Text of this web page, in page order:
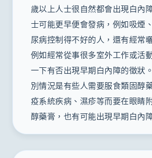
歲以上人士很自然都會出現白內
士可能更早便會發病，例如吸煙
尿病控制得不好的人，還有經常
例如經常從事很多室外工作或活
一下有否出現早期白內障的徵狀
別情況是有些人需要服食類固醇
疫系統疾病、濕疹等而要在眼睛
醇藥膏，也有可能出現早期白內